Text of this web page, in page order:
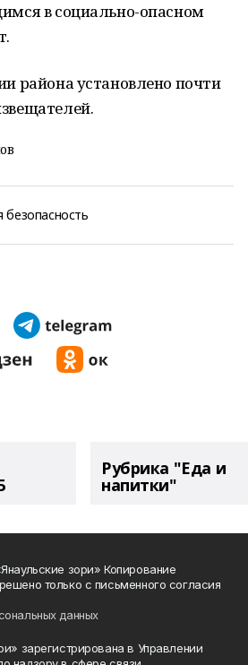
в социально-опасном
района установлено почти
безопасность
Рубрика "Еда и
напитки"
зори» Копирование
только с письменного согласия
данных
зарегистрирована в Управлении